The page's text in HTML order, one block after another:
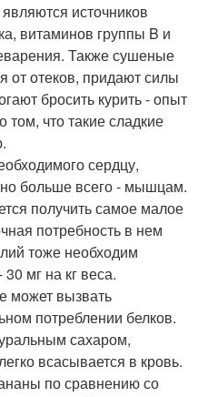
источников
витаминов группы B и
Также сушеные
от отеков, придают силы
бросить курить - опыт
том, что такие сладкие
сердцу,
но больше всего - мышцам.
получить самое малое
потребность в нем
тоже необходим
мг на кг веса.
может вызвать
потреблении белков.
сахаром,
всасывается в кровь.
по сравнению со